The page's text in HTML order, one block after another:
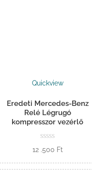
Quickview
Eredeti Mercedes-Benz
Relé Légrugó
kompresszor vezérlő
12 .500 Ft
Kosárba